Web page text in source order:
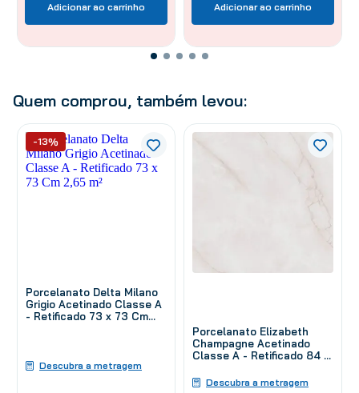
Adicionar ao carrinho Adicionar ao carrinho
Quem comprou, também levou:
Porcelanato Delta Milano
Grigio Acetinado Classe A
- Retificado 73 x 73 Cm
Descubra a metragem
-13%
Porcelanato Elizabeth
Champagne Acetinado
Classe A - Retificado 84 x
Descubra a metragem